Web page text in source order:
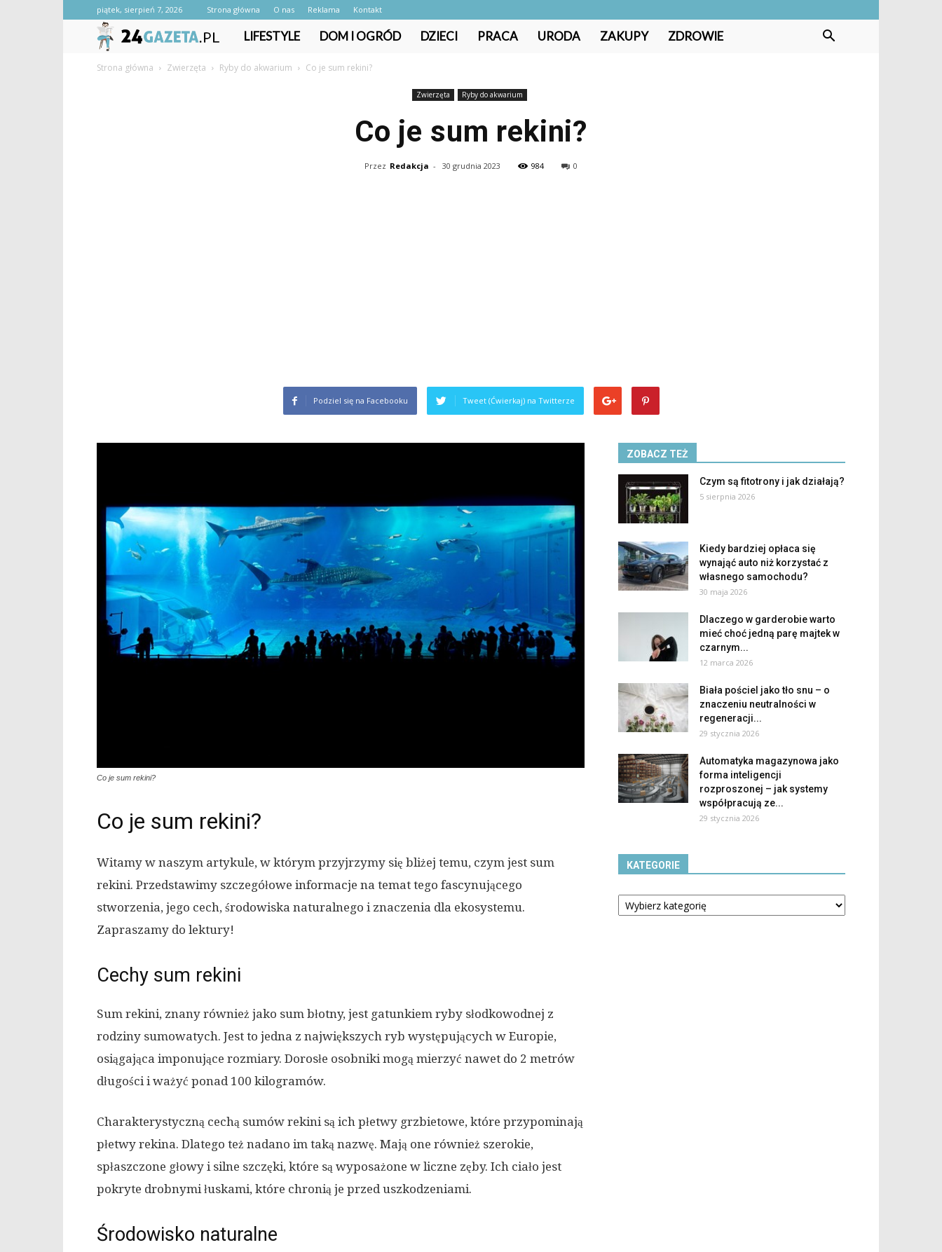
piątek, sierpień 7, 2026 Strona główna O nas Reklama Kontakt
24gazeta.pl
LIFESTYLE DOM I OGRÓD DZIECI PRACA URODA ZAKUPY ZDROWIE
Strona główna Zwierzęta Ryby do akwarium Co je sum rekini?
Zwierzęta Ryby do akwarium
Co je sum rekini?
Przez Redakcja - 30 grudnia 2023 984 0
Podziel się na Facebooku Tweet (Ćwierkaj) na Twitterze
Co je sum rekini?
Co je sum rekini?
Witamy w naszym artykule, w którym przyjrzymy się bliżej temu, czym jest sum
rekini. Przedstawimy szczegółowe informacje na temat tego fascynującego
stworzenia, jego cech, środowiska naturalnego i znaczenia dla ekosystemu.
Zapraszamy do lektury!
Cechy sum rekini
Sum rekini, znany również jako sum błotny, jest gatunkiem ryby słodkowodnej z
rodziny sumowatych. Jest to jedna z największych ryb występujących w Europie,
osiągająca imponujące rozmiary. Dorosłe osobniki mogą mierzyć nawet do 2 metrów
długości i ważyć ponad 100 kilogramów.
Charakterystyczną cechą sumów rekini są ich płetwy grzbietowe, które przypominają
płetwy rekina. Dlatego też nadano im taką nazwę. Mają one również szerokie,
spłaszczone głowy i silne szczęki, które są wyposażone w liczne zęby. Ich ciało jest
pokryte drobnymi łuskami, które chronią je przed uszkodzeniami.
Środowisko naturalne
ZOBACZ TEŻ
Czym są fitotrony i jak działają?
5 sierpnia 2026
Kiedy bardziej opłaca się
wynająć auto niż korzystać z
własnego samochodu?
30 maja 2026
Dlaczego w garderobie warto
mieć choć jedną parę majtek w
czarnym...
12 marca 2026
Biała pościel jako tło snu – o
znaczeniu neutralności w
regeneracji...
29 stycznia 2026
Automatyka magazynowa jako
forma inteligencji
rozproszonej – jak systemy
współpracują ze...
29 stycznia 2026
KATEGORIE
Kategorie